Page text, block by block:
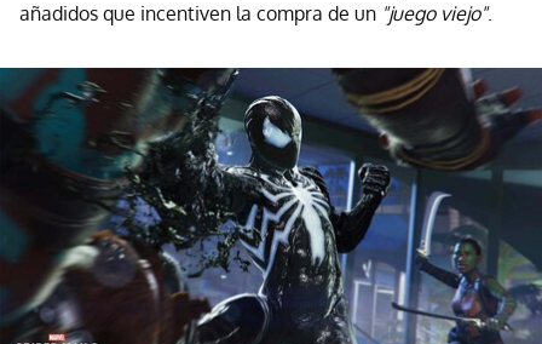
añadidos que incentiven la compra de un "juego viejo".